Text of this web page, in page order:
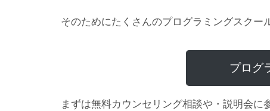
そのためにたくさんのプログラミングスクー
プログ
まずは無料カウンセリング相談や・説明会